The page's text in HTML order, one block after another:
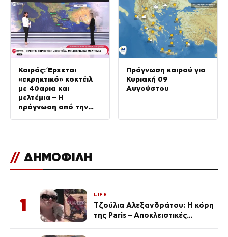
Καιρός: Έρχεται
«εκρηκτικό» κοκτέιλ
με 40αρια και
μελτέμια – Η
πρόγνωση από την
Πρόγνωση καιρού για
Κυριακή 09
Αυγούστου
// ΔΗΜΟΦΙΛΗ
1
LIFE
Τζούλια Αλεξανδράτου: Η κόρη
της Paris – Αποκλειστικές